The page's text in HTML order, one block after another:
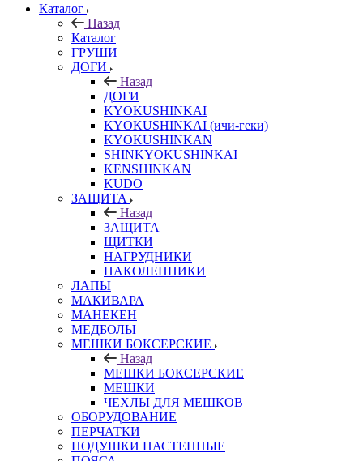
Каталог
Назад
Каталог
ГРУШИ
ДОГИ
Назад
ДОГИ
KYOKUSHINKAI
KYOKUSHINKAI (ичи-геки)
KYOKUSHINKAN
SHINKYOKUSHINKAI
KENSHINKAN
KUDO
ЗАЩИТА
Назад
ЗАЩИТА
ЩИТКИ
НАГРУДНИКИ
НАКОЛЕННИКИ
ЛАПЫ
МАКИВАРА
МАНЕКЕН
МЕДБОЛЫ
МЕШКИ БОКСЕРСКИЕ
Назад
МЕШКИ БОКСЕРСКИЕ
МЕШКИ
ЧЕХЛЫ ДЛЯ МЕШКОВ
ОБОРУДОВАНИЕ
ПЕРЧАТКИ
ПОДУШКИ НАСТЕННЫЕ